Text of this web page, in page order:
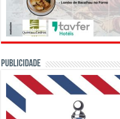
PUBLICIDADE